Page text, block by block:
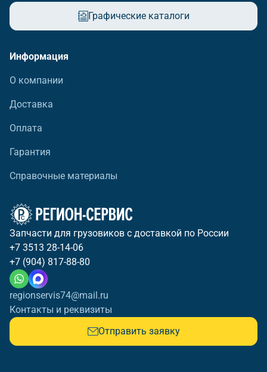
Графические каталоги
Информация
О компании
Доставка
Оплата
Гарантия
Справочные материалы
Запчасти для грузовиков с доставкой по России
+7 3513 28-14-06
+7 (904) 817-88-80
regionservis74@mail.ru
Контакты и реквизиты
Отправить заявку